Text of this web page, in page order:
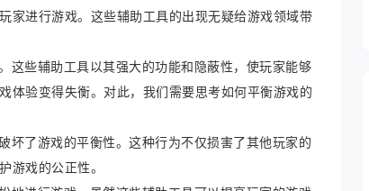
家进行游戏。这些辅助工具的出现无疑给游戏领域带
这些辅助工具以其强大的功能和隐蔽性，使玩家能够
体验变得失衡。对此，我们需要思考如何平衡游戏的
坏了游戏的平衡性。这种行为不仅损害了其他玩家的
游戏的公正性。